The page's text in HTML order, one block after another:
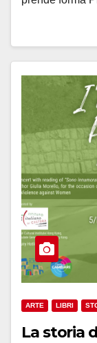
ARTE LIBRI
La storia